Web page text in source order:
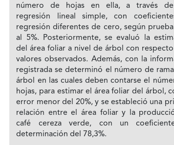
número de hojas en ella, a través
regresión lineal simple, con
regresión diferentes de cero, según
al 5%. Posteriormente, se evaluó la
del área foliar a nivel de árbol con
valores observados. Además, con la
registrada se determinó el número de
árbol en las cuales deben contarse el
hojas, para estimar el área foliar del árbol,
error menor del 20%, y se estableció una
relación entre el área foliar y la
café cereza verde, con un
determinación del 78,3%.